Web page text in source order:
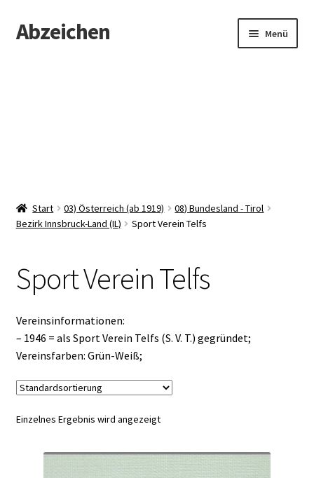
Zur
Navigation
Zum
Inhalt
Abzeichen Menü
Start 03) Österreich (ab 1919)
08) Bundesland - Tirol
Bezirk Innsbruck-Land (IL)
Sport Verein Telfs
Sport Verein Telfs
Vereinsinformationen:
– 1946 = als Sport Verein Telfs (S. V. T.) gegründet;
Vereinsfarben: Grün-Weiß;
Einzelnes Ergebnis wird angezeigt